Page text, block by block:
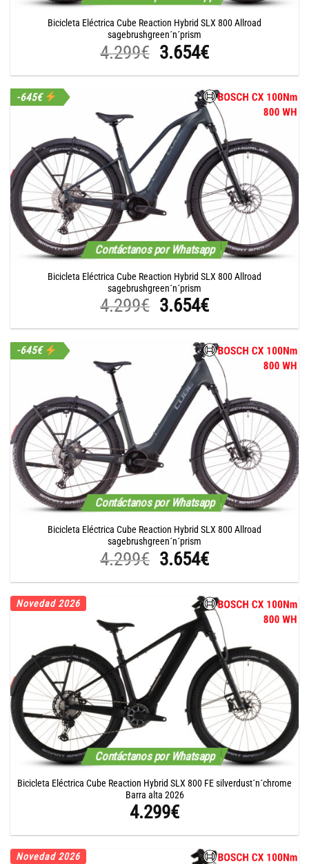
Bicicleta Eléctrica Cube Reaction Hybrid SLX 800 Allroad
sagebrushgreen´n´prism
4.299€ El
precio
original
4.299€.
3.654€El
precio
actual
es:
3.654€.
Contáctanos por Whatsapp
-645€
Bicicleta Eléctrica Cube Reaction Hybrid SLX 800 Allroad
sagebrushgreen´n´prism
4.299€ El
precio
original
4.299€.
3.654€El
precio
actual
es:
3.654€.
Contáctanos por Whatsapp
-645€
Bicicleta Eléctrica Cube Reaction Hybrid SLX 800 Allroad
sagebrushgreen´n´prism
4.299€ El
precio
original
4.299€.
3.654€El
precio
actual
es:
3.654€.
Contáctanos por Whatsapp
Novedad 2026
Bicicleta Eléctrica Cube Reaction Hybrid SLX 800 FE silverdust´n´chrome
Barra alta 2026
4.299€
Novedad 2026